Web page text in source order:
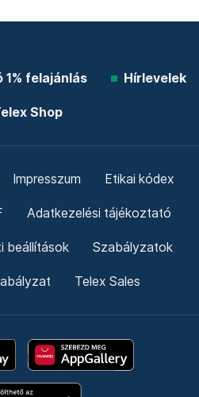
1% felajánlás Hírlevelek
Shop
Impresszum Etikai kódex
Adatkezelési tájékoztató
beállítások Szabályzatok
Telex Sales